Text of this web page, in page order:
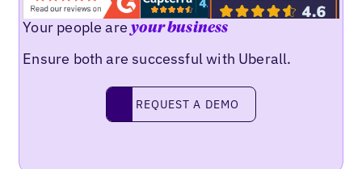
Your people areyour business
Ensure both are successful with Uberall.
Request a demo
REQUEST A DEMO